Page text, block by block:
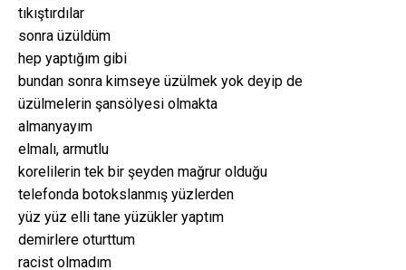
tıkıştırdılar
sonra üzüldüm
hep yaptığım gibi
bundan sonra kimseye üzülmek yok deyip de
üzülmelerin şansölyesi olmakta
almanyayım
elmalı, armutlu
korelilerin tek bir şeyden mağrur olduğu
telefonda botokslanmış yüzlerden
yüz yüz elli tane yüzükler yaptım
demirlere oturttum
racist olmadım